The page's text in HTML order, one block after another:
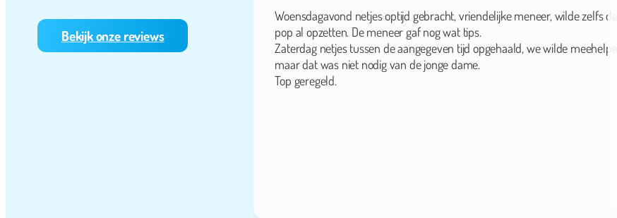
Bekijk onze reviews
pop al opzetten. De meneer gaf nog wat tips.
Zaterdag netjes tussen de aangegeven tijd opgehaald, we wilde meehelpen
maar dat was niet nodig van de jonge dame.
Top geregeld.